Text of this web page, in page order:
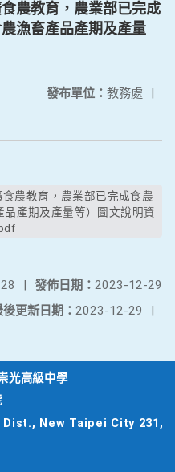
農教育，農業部已完成
漁畜產品產期及產量
發布單位： 教務處 |
產期及產量等）圖文說明資
發佈日期： 2023-12-29
|
後更新日期： 2023-12-29 |
光高級中學
New Taipei City 231,